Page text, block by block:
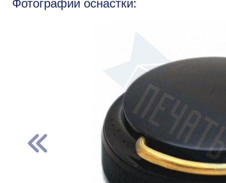
Фотографии оснастки: